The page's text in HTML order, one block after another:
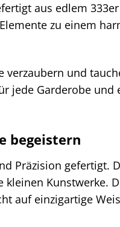
aus edlem
zu einem
und
jede Garderobe
begeistern
Präzision gefertigt.
Kunstwerke.
auf einzigartige